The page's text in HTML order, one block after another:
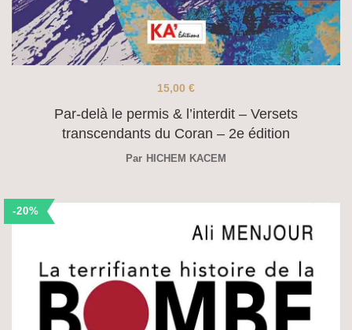
Par-delà le permis & l’interdit – Versets
transcendants du Coran – 2e édition
15,00 €
Par HICHEM KACEM
-20%